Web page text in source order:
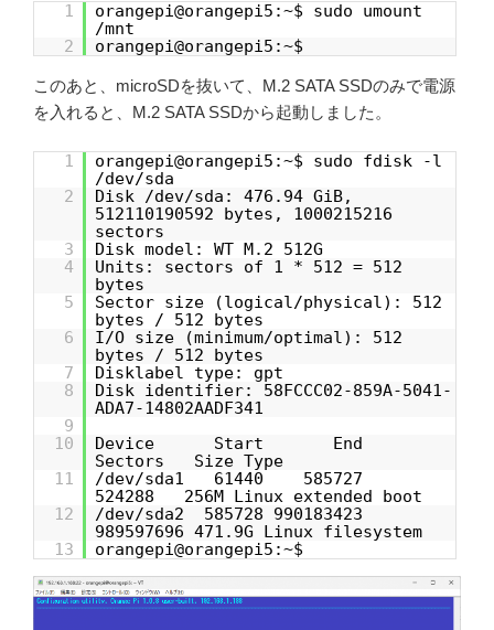
1
orangepi@orangepi5:~$ sudo umount
/mnt
2
orangepi@orangepi5:~$
このあと、microSDを抜いて、M.2 SATA SSDのみで電源
を入れると、M.2 SATA SSDから起動しました。
1
orangepi@orangepi5:~$ sudo fdisk -l
/dev/sda
2
Disk /dev/sda: 476.94 GiB,
512110190592 bytes, 1000215216
sectors
3
Disk model: WT M.2 512G
4
Units: sectors of 1 * 512 = 512
bytes
5
Sector size (logical/physical): 512
bytes / 512 bytes
6
I/O size (minimum/optimal): 512
bytes / 512 bytes
7
Disklabel type: gpt
8
Disk identifier: 58FCCC02-859A-5041-
ADA7-14802AADF341
9
10
Device Start End
Sectors Size Type
11
/dev/sda1 61440 585727
524288 256M Linux extended boot
12
/dev/sda2 585728 990183423
989597696 471.9G Linux filesystem
13
orangepi@orangepi5:~$